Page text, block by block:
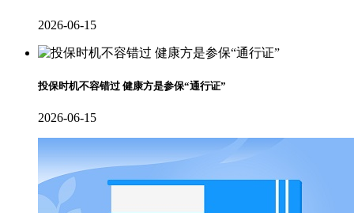
2026-06-15
投保时机不容错过 健康方是参保“通行证”
2026-06-15